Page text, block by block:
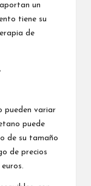
un
tiene su
de
pueden variar
puede
de su tamaño
de precios